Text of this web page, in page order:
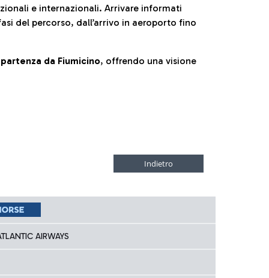
e internazionali. Arrivare informati
del percorso, dall’arrivo in aeroporto fino
da Fiumicino, offrendo una visione
AIRWAYS